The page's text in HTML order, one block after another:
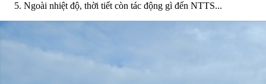
Ngoài nhiệt độ, thời tiết còn tác động gì đến NTTS...